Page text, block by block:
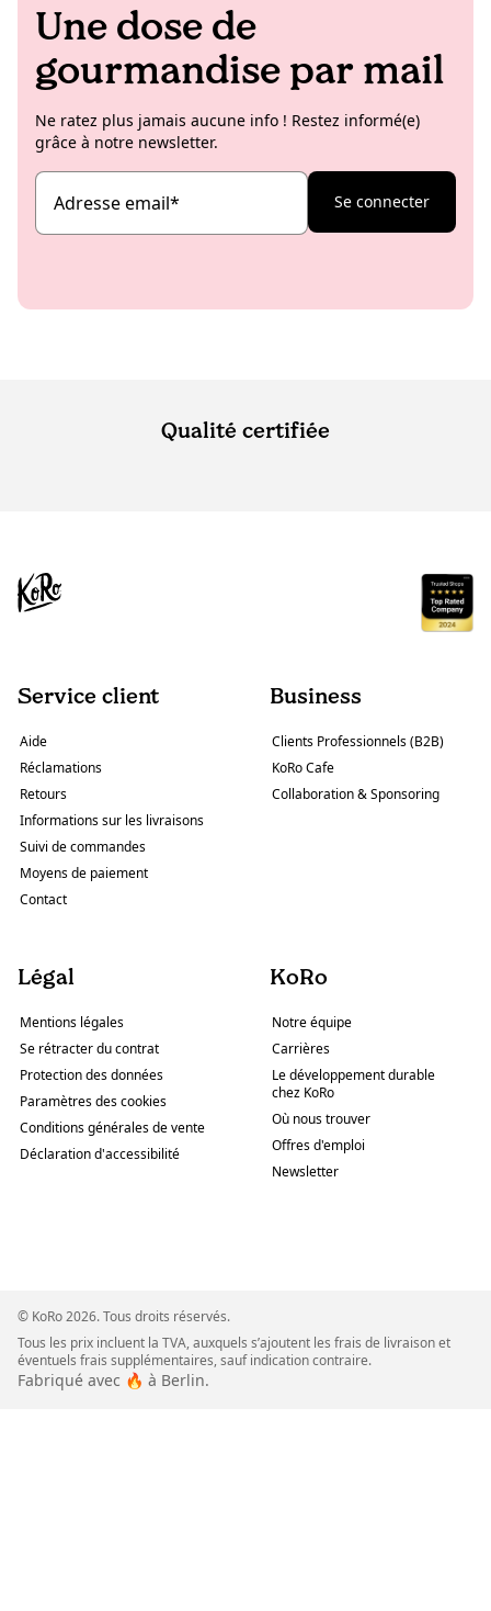
Une dose de
gourmandise par mail
Ne ratez plus jamais aucune info ! Restez informé(e)
grâce à notre newsletter.
Adresse email* Se connecter
Qualité certifiée
Service client
Aide
Réclamations
Retours
Informations sur les livraisons
Suivi de commandes
Moyens de paiement
Contact
Business
Clients Professionnels (B2B)
KoRo Cafe
Collaboration & Sponsoring
Légal
Mentions légales
Se rétracter du contrat
Protection des données
Paramètres des cookies
Conditions générales de vente
Déclaration d'accessibilité
KoRo
Notre équipe
Carrières
Le développement durable
chez KoRo
Où nous trouver
Offres d'emploi
Newsletter
© KoRo 2026. Tous droits réservés.
Tous les prix incluent la TVA, auxquels s’ajoutent les frais de livraison et
éventuels frais supplémentaires, sauf indication contraire.
Fabriqué avec 🔥 à Berlin.